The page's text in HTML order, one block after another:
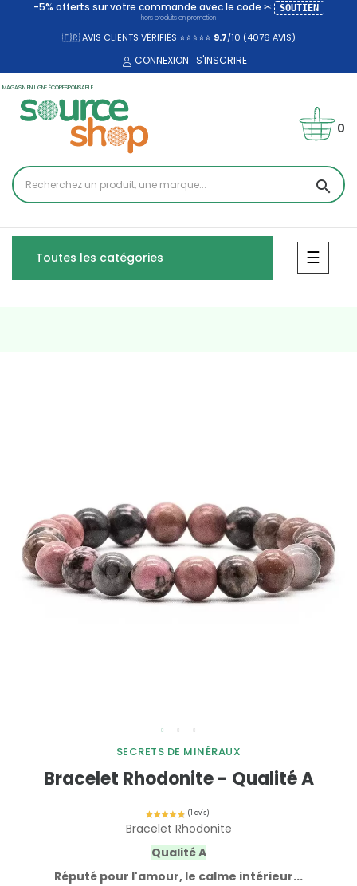
-5% offerts sur votre commande avec le code ✂ SOUTIEN
hors produits en promotion
🇫🇷 AVIS CLIENTS VÉRIFIÉS ⭐⭐⭐⭐⭐ 9.7/10 (4076 AVIS)
CONNEXION S'INSCRIRE
MAGASIN EN LIGNE ÉCORESPONSABLE
search
0
Toutes les catégories ☰
SECRETS DE MINÉRAUX
Bracelet Rhodonite - Qualité A
Bracelet Rhodonite
Qualité A
Réputé pour l'amour, le calme intérieur...